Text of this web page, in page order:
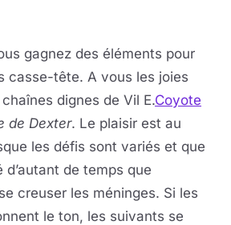
gagnez des éléments pour
casse-tête. A vous les joies
dignes de Vil E.Coyote
de Dexter. Le plaisir est au
les défis sont variés et que
de temps que
creuser les méninges. Si les
le ton, les suivants se